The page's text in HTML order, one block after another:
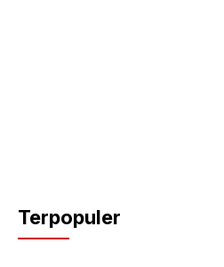
Terpopuler